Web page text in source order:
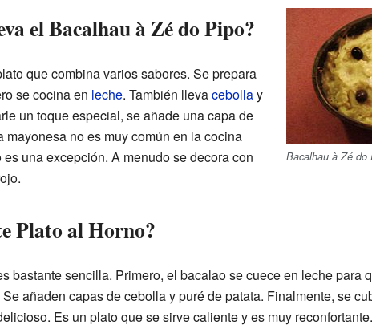
Bacalhau à Zé do
el Bacalhau à Zé do Pipo?
que combina varios sabores. Se prepara
se cocina en leche. También llevacebollay
un toque especial, se añade una capa de
no es muy común en la cocina
una excepción. A menudo se decora con
Plato al Horno?
bastante sencilla. Primero, el bacalao se cuece en leche para
añaden capas de cebolla y puré de patata. Finalmente, se
Es un plato que se sirve caliente y es muy reconfortante.